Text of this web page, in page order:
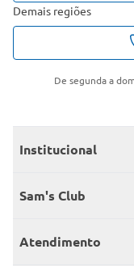
Demais regiões
De segunda a
Institucional
Quem somos
Sam's Club
Seja sócio
Atendimento